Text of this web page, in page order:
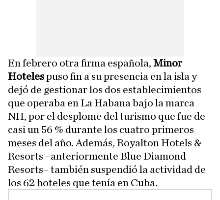
En febrero otra firma española, Minor
Hotelespuso fin a su presencia en la isla y
dejó de gestionar los dos establecimientos
que operaba en La Habana bajo la marca
NH, por el desplome del turismo que fue de
casi un 56 % durante los cuatro primeros
meses del año. Además, Royalton Hotels &
Resorts –anteriormente Blue Diamond
Resorts– también suspendió la actividad de
los 62 hoteles que tenía en Cuba.